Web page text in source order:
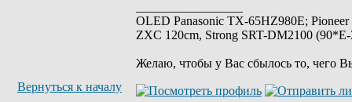
OLED Panasonic TX-65HZ980E;
ZXC 120cm, Strong SRT-DM2100
Желаю, чтобы у Вас сбылось то, чего
Вернуться к началу